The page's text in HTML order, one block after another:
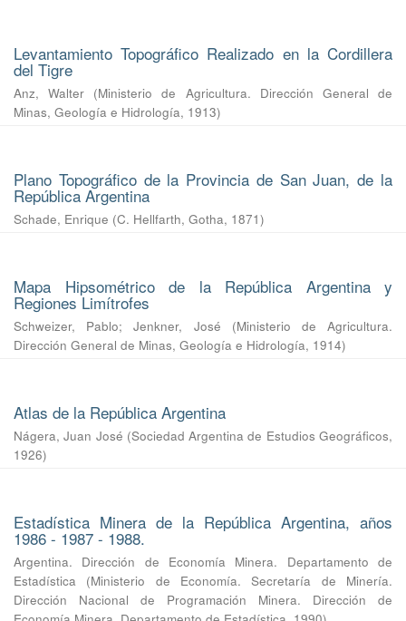
Levantamiento Topográfico Realizado en la Cordillera
del Tigre
Anz, Walter (Ministerio de Agricultura. Dirección General de
Minas, Geología e Hidrología, 1913)
Plano Topográfico de la Provincia de San Juan, de la
República Argentina
Schade, Enrique (C. Hellfarth, Gotha, 1871)
Mapa Hipsométrico de la República Argentina y
Regiones Limítrofes
Schweizer, Pablo;Jenkner, José (Ministerio de Agricultura.
Dirección General de Minas, Geología e Hidrología, 1914)
Atlas de la República Argentina
Nágera, Juan José (Sociedad Argentina de Estudios Geográficos,
1926)
Estadística Minera de la República Argentina, años
1986 - 1987 - 1988.
Argentina. Dirección de Economía Minera. Departamento de
Estadística
(Ministerio de Economía. Secretaría de Minería.
Dirección Nacional de Programación Minera. Dirección de